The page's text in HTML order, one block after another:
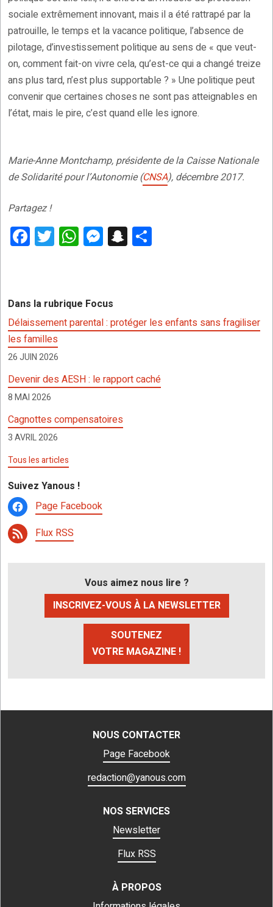
sociale extrêmement innovant, mais il a été rattrapé par la
patrouille, le temps et la vacance politique, l’absence de
pilotage, d’investissement politique au sens de « que veut-
on, comment fait-on vivre cela, qu’est-ce qui a changé treize
ans plus tard, n’est plus supportable ? » Une politique peut
convenir que certaines choses ne sont pas atteignables en
l’état, mais le pire, c’est quand elle les ignore.
Marie-Anne Montchamp, présidente de la Caisse Nationale
de Solidarité pour l’Autonomie (CNSA), décembre 2017.
Partagez !
F
a
b
o
o
k
T
wi
er
W
h
s
A
p
M
es
n
g
er
S
n
c
h
er
Dans la rubrique Focus
Délaissement parental : protéger les enfants sans fragiliser
les familles
26 JUIN 2026
Devenir des AESH : le rapport caché
8 MAI 2026
Cagnottes compensatoires
3 AVRIL 2026
Tous les articles
Suivez Yanous !
Page Facebook
Flux RSS
Vous aimez nous lire ?
INSCRIVEZ-VOUS À LA NEWSLETTER
SOUTENEZ
VOTRE MAGAZINE !
NOUS CONTACTER
Page Facebook
redaction@yanous.com
NOS SERVICES
Newsletter
Flux RSS
À PROPOS